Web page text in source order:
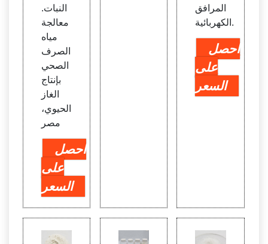
النبات.
معالجة
مياه
الصرف
الصحي
بإنتاج
الغاز
الحيوي،
مصر
احصل
على
السعر
المرافق
الكهربائية.
احصل
على
السعر